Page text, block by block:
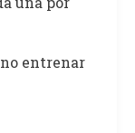
entrenar